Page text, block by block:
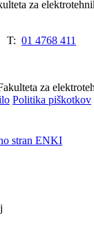
za
T: 01 4768 411
za
Politika piškotkov
stran ENKI